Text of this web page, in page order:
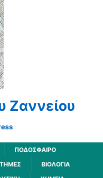
Ζαννείου
ΠΟΔΌΣΦΑΙΡΟ
ΒΙΟΛΟΓΊΑ